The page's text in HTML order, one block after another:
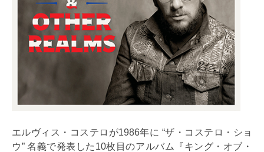
エルヴィス・コステロが1986年に “ザ・コステロ・ショ
ウ” 名義で発表した10枚目のアルバム『キング・オブ・